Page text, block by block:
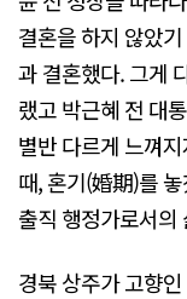
결혼을 하지 않았
과 결혼했다. 그게
랬고 박근혜 전 대
별반 다르게 느껴
때, 혼기(婚期)를
출직 행정가로서의
경북 상주가 고향